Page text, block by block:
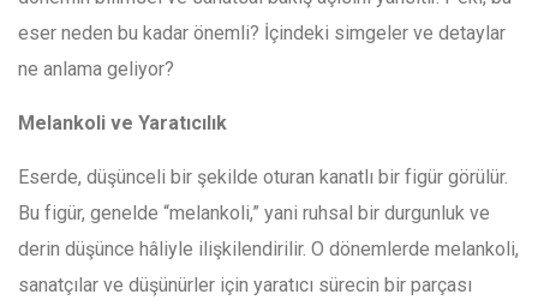
eser neden bu kadar önemli? İçindeki simgeler ve detaylar
ne anlama geliyor?
Melankoli ve Yaratıcılık
Eserde, düşünceli bir şekilde oturan kanatlı bir figür görülür.
Bu figür, genelde “melankoli,” yani ruhsal bir durgunluk ve
derin düşünce hâliyle ilişkilendirilir. O dönemlerde melankoli,
sanatçılar ve düşünürler için yaratıcı sürecin bir parçası